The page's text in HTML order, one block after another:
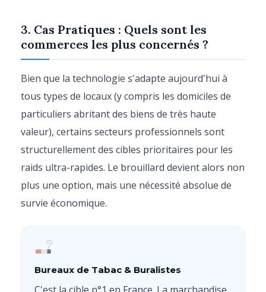
3. Cas Pratiques : Quels sont les
commerces les plus concernés ?
Bien que la technologie s'adapte aujourd'hui à
tous types de locaux (y compris les domiciles de
particuliers abritant des biens de très haute
valeur), certains secteurs professionnels sont
structurellement des cibles prioritaires pour les
raids ultra-rapides. Le brouillard devient alors non
plus une option, mais une nécessité absolue de
survie économique.
Bureaux de Tabac & Buralistes